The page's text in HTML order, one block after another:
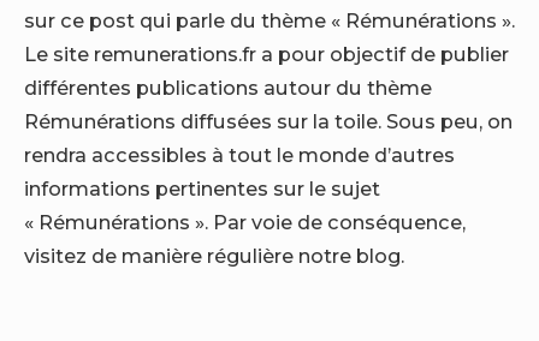
sur ce post qui parle du thème « Rémunérations ».
Le site remunerations.fr a pour objectif de publier
différentes publications autour du thème
Rémunérations diffusées sur la toile. Sous peu, on
rendra accessibles à tout le monde d’autres
informations pertinentes sur le sujet
« Rémunérations ». Par voie de conséquence,
visitez de manière régulière notre blog.